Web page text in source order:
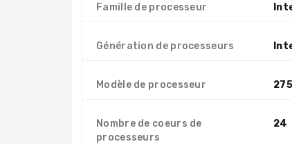
Famille de processeur
Génération de processeurs
Modèle de processeur
Nombre de coeurs de
processeurs
24